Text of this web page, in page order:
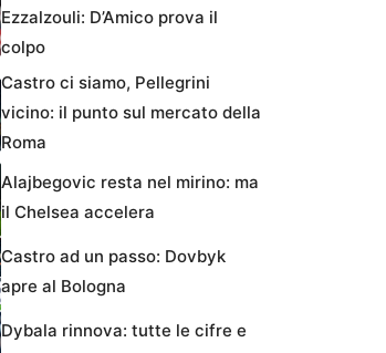
Ezzalzouli: D’Amico prova il
colpo
Castro ci siamo, Pellegrini
vicino: il punto sul mercato della
Roma
Alajbegovic resta nel mirino: ma
il Chelsea accelera
Castro ad un passo: Dovbyk
apre al Bologna
Dybala rinnova: tutte le cifre e